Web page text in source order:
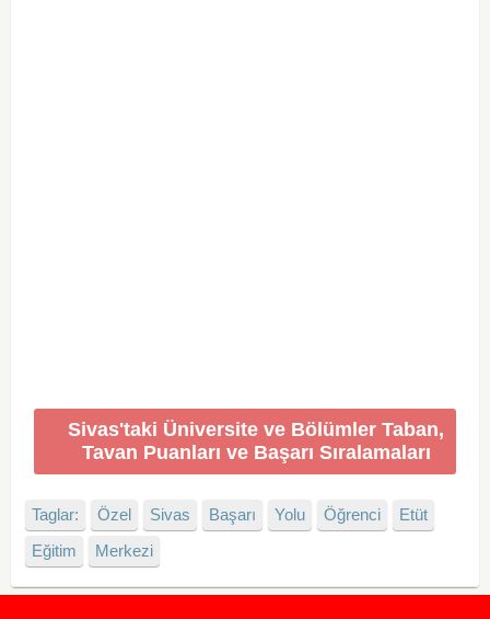
Sivas'taki Üniversite ve Bölümler Taban,
Tavan Puanları ve Başarı Sıralamaları
Taglar: Özel Sivas Başarı Yolu Öğrenci
Etüt
Eğitim
Merkezi